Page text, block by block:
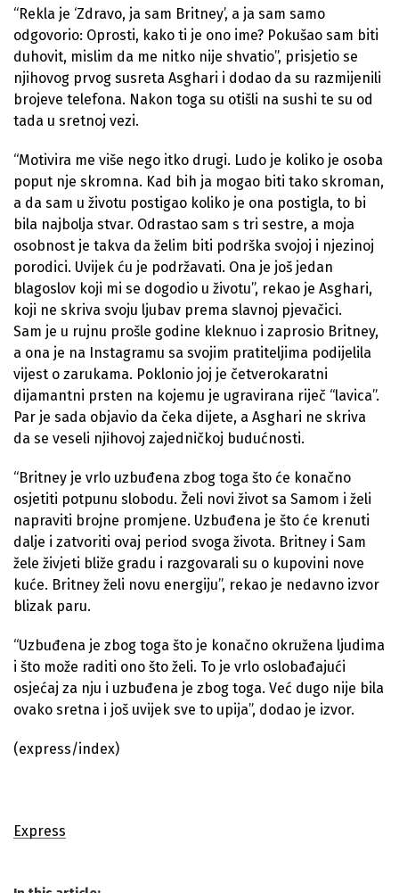
“Rekla je ‘Zdravo, ja sam Britney’, a ja sam samo
odgovorio: Oprosti, kako ti je ono ime? Pokušao sam biti
duhovit, mislim da me nitko nije shvatio”, prisjetio se
njihovog prvog susreta Asghari i dodao da su razmijenili
brojeve telefona. Nakon toga su otišli na sushi te su od
tada u sretnoj vezi.
“Motivira me više nego itko drugi. Ludo je koliko je osoba
poput nje skromna. Kad bih ja mogao biti tako skroman,
a da sam u životu postigao koliko je ona postigla, to bi
bila najbolja stvar. Odrastao sam s tri sestre, a moja
osobnost je takva da želim biti podrška svojoj i njezinoj
porodici. Uvijek ću je podržavati. Ona je još jedan
blagoslov koji mi se dogodio u životu”, rekao je Asghari,
koji ne skriva svoju ljubav prema slavnoj pjevačici.
Sam je u rujnu prošle godine kleknuo i zaprosio Britney,
a ona je na Instagramu sa svojim pratiteljima podijelila
vijest o zarukama. Poklonio joj je četverokaratni
dijamantni prsten na kojemu je ugravirana riječ “lavica”.
Par je sada objavio da čeka dijete, a Asghari ne skriva
da se veseli njihovoj zajedničkoj budućnosti.
“Britney je vrlo uzbuđena zbog toga što će konačno
osjetiti potpunu slobodu. Želi novi život sa Samom i želi
napraviti brojne promjene. Uzbuđena je što će krenuti
dalje i zatvoriti ovaj period svoga života. Britney i Sam
žele živjeti bliže gradu i razgovarali su o kupovini nove
kuće. Britney želi novu energiju”, rekao je nedavno izvor
blizak paru.
“Uzbuđena je zbog toga što je konačno okružena ljudima
i što može raditi ono što želi. To je vrlo oslobađajući
osjećaj za nju i uzbuđena je zbog toga. Već dugo nije bila
ovako sretna i još uvijek sve to upija”, dodao je izvor.
(express/index)
Express